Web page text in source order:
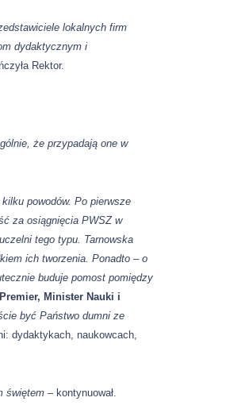
lokalnych firm
dydaktycznym i
Rektor.
że przypadają one w
powodów. Po pierwsze
za osiągnięcia PWSZ w
tego typu. Tarnowska
ich tworzenia. Ponadto – o
buduje pomost pomiędzy
Premier, Minister Nauki i
być Państwo dumni ze
dydaktykach, naukowcach,
świętem –kontynuował.